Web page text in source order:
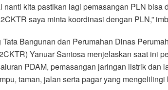
nanti kita pastikan lagi pemasangan PLN bisa
saya minta koordinasi dengan PLN,”
Bangunan dan Perumahan Dinas
Yanuar Santosa menjelaskan saat ini
PDAM, pemasangan jaringan listrik dan
taman, jalan serta pagar yang